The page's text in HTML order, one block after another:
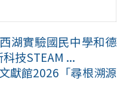
湖實驗國民中學和德
技STEAM ...
獻館2026「尋根溯源